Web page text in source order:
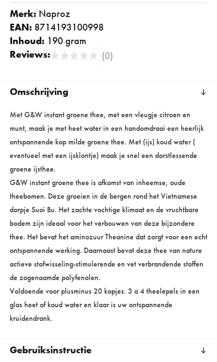
Merk:
naproz
EAN: 8714193100998
Inhoud: 190 gram
Reviews:
(0)
Omschrijving
Met G&W instant groene thee, met een vleugje citroen en
munt, maak je met heet water in een handomdraai een heerlijk
ontspannende kop milde groene thee. Met (ijs) koud water (
eventueel met een ijsklontje) maak je snel een dorstlessende
groene ijsthee.
G&W instant groene thee is afkomst van inheemse, oude
theebomen. Deze groeien in de bergen rond het Vietnamese
dorpje Suoi Bu. Het zachte vochtige klimaat en de vruchtbare
bodem zijn ideaal voor het verbouwen van deze bijzondere
thee. Het bevat het aminozuur Theanine dat zorgt voor een echt
ontspannende werking. Daarnaast bevat deze thee van nature
actieve stofwisseling-stimulerende en vet verbrandende stoffen
de zogenaamde polyfenolen.
Voldoende voor plusminus 20 kopjes. 3 a 4 theelepels in een
glas heet of koud water en klaar is uw ontspannende
kruidendrank.
Gebruiksinstructie